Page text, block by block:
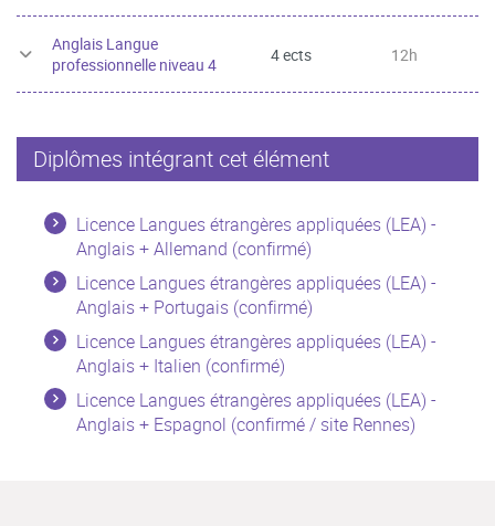
Anglais Langue
professionnelle niveau 4
4 ects 12h
Diplômes intégrant cet élément
Licence Langues étrangères appliquées (LEA) -
Anglais + Allemand (confirmé)
Licence Langues étrangères appliquées (LEA) -
Anglais + Portugais (confirmé)
Licence Langues étrangères appliquées (LEA) -
Anglais + Italien (confirmé)
Licence Langues étrangères appliquées (LEA) -
Anglais + Espagnol (confirmé / site Rennes)